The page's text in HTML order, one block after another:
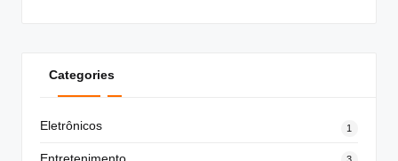
Categories
Eletrônicos 1